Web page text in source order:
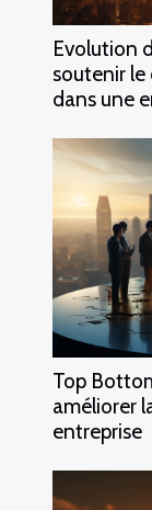
Evolution
soutenir le
dans une
Top
améliorer
entreprise